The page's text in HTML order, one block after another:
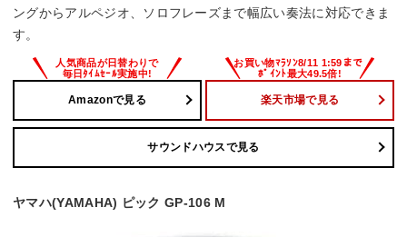
ングからアルペジオ、ソロフレーズまで幅広い奏法に対応できま
す。
Amazonで見る 楽天市場で見る
サウンドハウスで見る
ヤマハ(YAMAHA) ピック GP-106 M